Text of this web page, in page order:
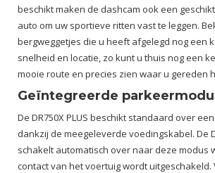
beschikt maken de dashcam ook een
auto om uw sportieve ritten vast te leggen.
bergweggetjes die u heeft afgelegd nog een
snelheid en locatie, zo kunt u thuis nog een
mooie route en precies zien waar u gereden
Geïntegreerde
De DR750X PLUS beschikt standaard over
dankzij de meegeleverde voedingskabel. De
schakelt automatisch over naar deze modus
contact van het voertuig wordt uitgeschakeld.